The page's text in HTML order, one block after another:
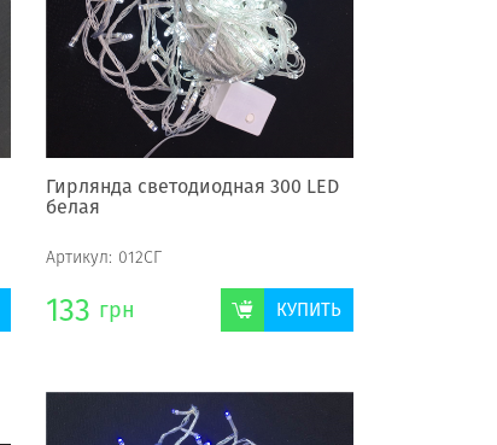
Гирлянда светодиодная 300 LED
белая
Артикул: 012СГ
133 грн КУПИТЬ